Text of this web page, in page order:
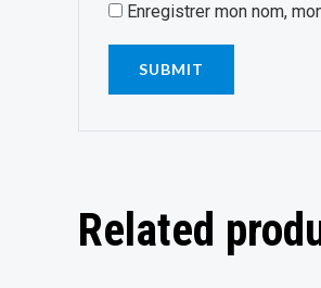
Enregistrer mon nom,
Related